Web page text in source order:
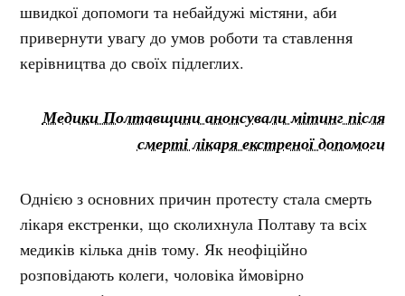
швидкої допомоги та небайдужі містяни, аби
привернути увагу до умов роботи та ставлення
керівництва до своїх підлеглих.
Медики Полтавщини анонсували мітинг після
смерті лікаря екстреної допомоги
Однією з основних причин протесту стала смерть
лікаря екстренки, що сколихнула Полтаву та всіх
медиків кілька днів тому. Як неофіційно
розповідають колеги, чоловіка ймовірно